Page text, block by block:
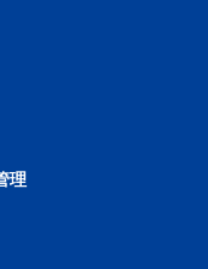
理